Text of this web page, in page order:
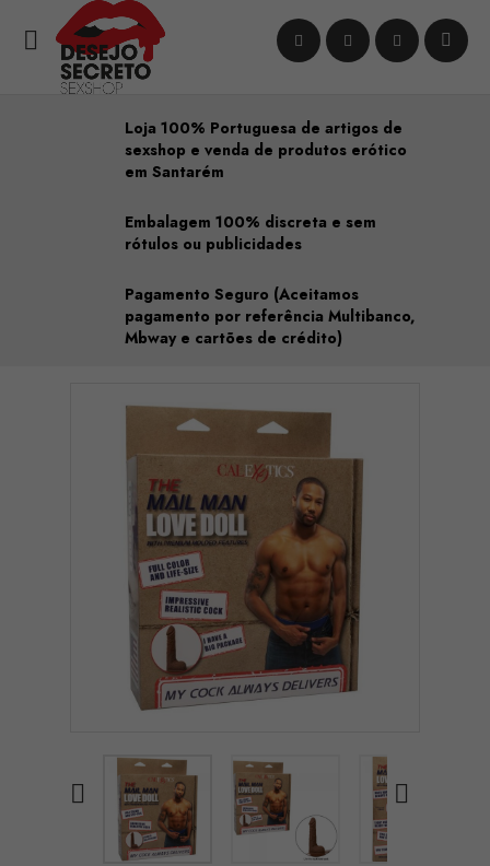

Loja 100% Portuguesa de artigos de
sexshop e venda de produtos erótico
em Santarém
Embalagem 100% discreta e sem
rótulos ou publicidades
Pagamento Seguro (Aceitamos
pagamento por referência Multibanco,
Mbway e cartões de crédito)
 